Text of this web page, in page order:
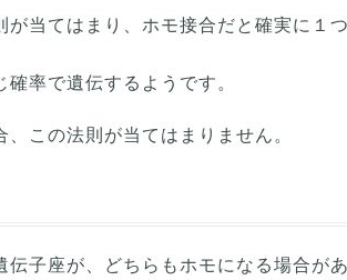
当てはまり、ホモ接合だと確実に１
率で遺伝するようです。
この法則が当てはまりません。
子座が、どちらもホモになる場合が